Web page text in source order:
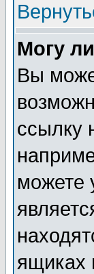
Могу
Вы
ссылку
можете
ящиках